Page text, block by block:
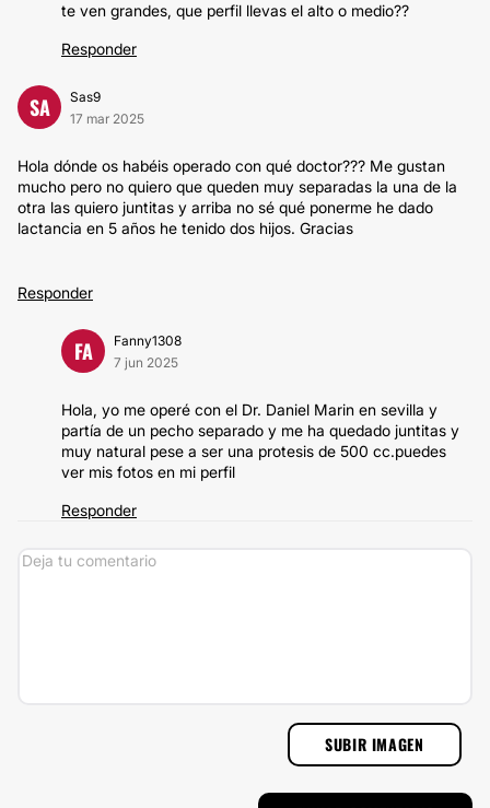
te ven grandes, que perfil llevas el alto o medio??
Responder
SA
Sas9
17 mar 2025
Hola dónde os habéis operado con qué doctor??? Me gustan
mucho pero no quiero que queden muy separadas la una de la
otra las quiero juntitas y arriba no sé qué ponerme he dado
lactancia en 5 años he tenido dos hijos. Gracias
Responder
FA
Fanny1308
7 jun 2025
Hola, yo me operé con el Dr. Daniel Marin en sevilla y
partía de un pecho separado y me ha quedado juntitas y
muy natural pese a ser una protesis de 500 cc.puedes
ver mis fotos en mi perfil
Responder
SUBIR IMAGEN